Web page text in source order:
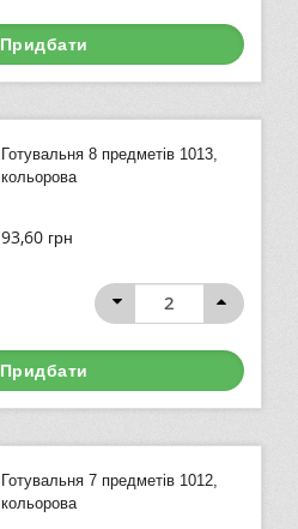
Придбати
Готувальня 8 предметів 1013,
кольорова
93,60 грн
Придбати
Готувальня 7 предметів 1012,
кольорова